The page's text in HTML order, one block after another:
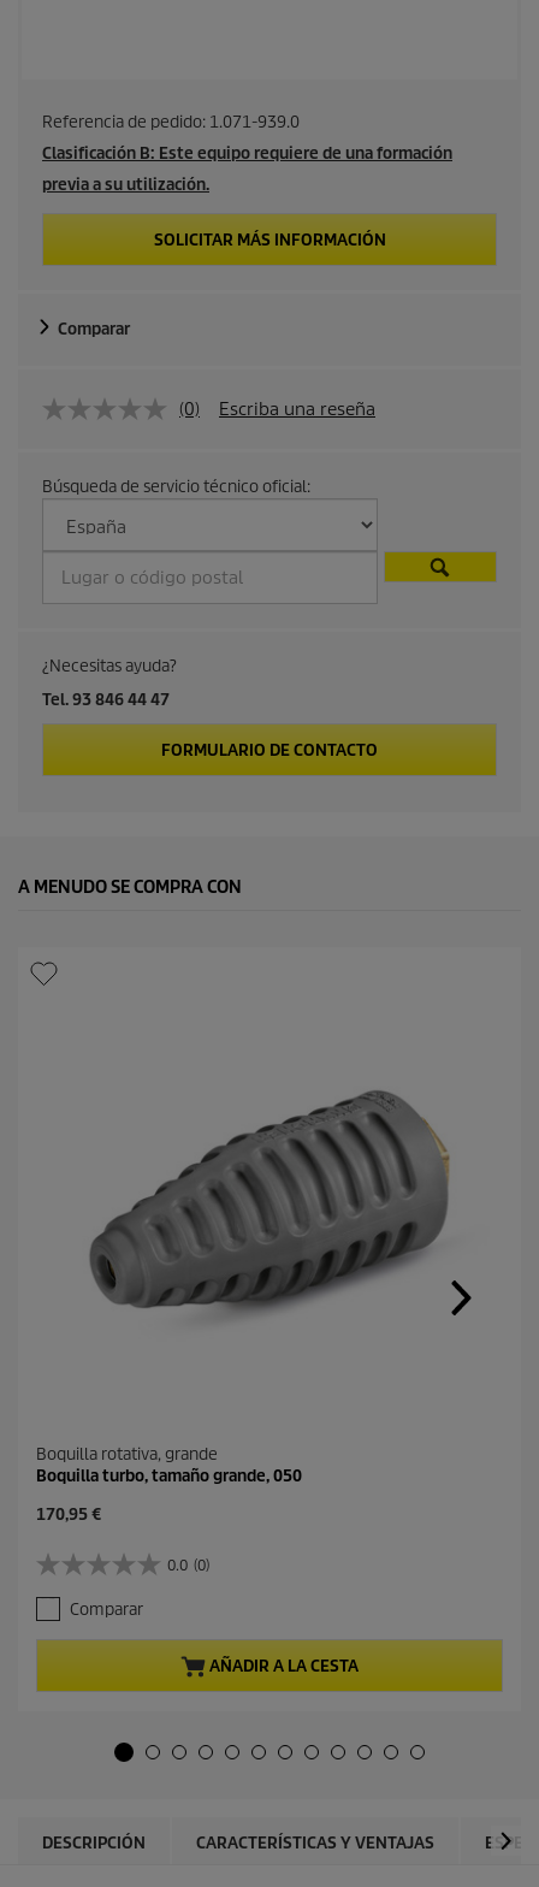
Referencia de pedido: 1.071-939.0
Clasificación B: Este equipo requiere de una formación
previa a su utilización.
SOLICITAR MÁS INFORMACIÓN
Comparar
(0) Escriba una reseña
Búsqueda de servicio técnico oficial:
¿Necesitas ayuda?
Tel. 93 846 44 47
FORMULARIO DE CONTACTO
A MENUDO SE COMPRA CON
Boquilla rotativa, grande
Boquilla turbo, tamaño grande, 050
P
e
c
i
o
a
t
170,95 €
0.0 (0)
0
.
0
d
Comparar
AÑADIR A LA CESTA
DESCRIPCIÓN CARACTERÍSTICAS Y VENTAJAS